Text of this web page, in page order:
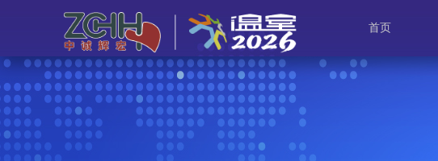
首页